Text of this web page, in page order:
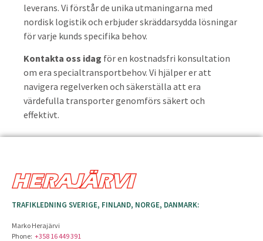
leverans. Vi förstår de unika utmaningarna med
nordisk logistik och erbjuder skräddarsydda lösningar
för varje kunds specifika behov.
Kontakta oss idag för en kostnadsfri konsultation
om era specialtransportbehov. Vi hjälper er att
navigera regelverken och säkerställa att era
värdefulla transporter genomförs säkert och
effektivt.
TRAFIKLEDNING SVERIGE, FINLAND, NORGE, DANMARK:
Marko Herajärvi
Phone: +358 16 449 391